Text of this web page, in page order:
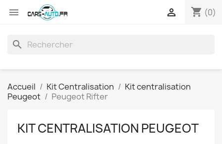
 shopping_cart (0)

search
Accueil Kit Centralisation
Kit centralisation
Peugeot
Peugeot Rifter
KIT CENTRALISATION PEUGEOT